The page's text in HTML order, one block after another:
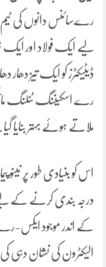
رےسائنس دانوں کی
لیے ایک فولاد اور ایک
ڈیٹیکٹرز کو ایک تیز
ملاتے ہوئے بہتر بنایا گیا۔
اس کو بنیادی طور پر نینو
درجہ بندی کرنے کے لیے
کے اندر موجود
الیکٹرون کی نشان دہی